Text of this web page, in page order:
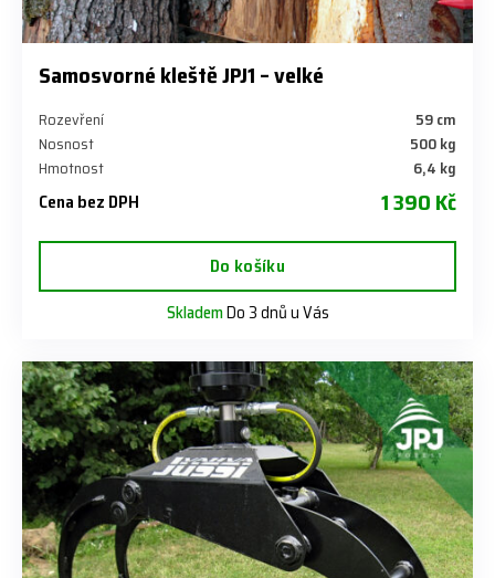
Samosvorné kleště JPJ1 – velké
Rozevření
59 cm
Nosnost
500 kg
Hmotnost
6,4 kg
Cena bez DPH 1 390 Kč
Do košíku
SklademDo 3 dnů u Vás